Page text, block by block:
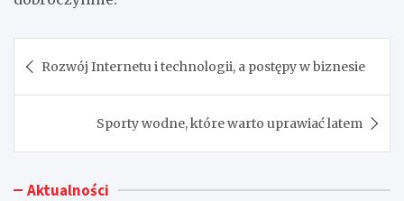
wpisu
Rozwój Internetu i technologii, a postępy w biznesie
Sporty wodne, które warto uprawiać latem
Aktualności